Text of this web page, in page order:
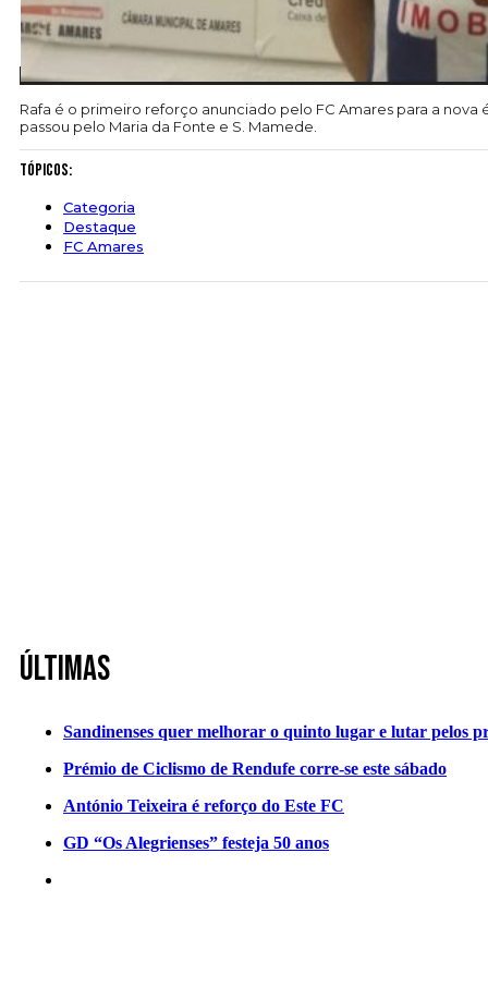
Rafa é o primeiro reforço anunciado pelo FC Amares para a
passou pelo Maria da Fonte e S. Mamede.
Tópicos:
Categoria
Destaque
FC Amares
Últimas
Sandinenses quer melhorar o quinto lugar e lutar pelos
Prémio de Ciclismo de Rendufe corre-se este sábado
António Teixeira é reforço do Este FC
GD “Os Alegrienses” festeja 50 anos